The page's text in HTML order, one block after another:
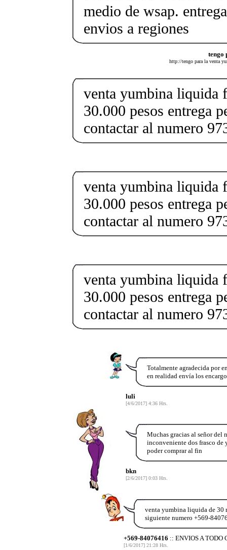
medio de wsap.
envios a regiones
tengo
http://tengo para la venta
venta yumbina liquida
30.000 pesos entrega
contactar al numero
venta yumbina liquida
30.000 pesos entrega
contactar al numero
venta yumbina liquida
30.000 pesos entrega
contactar al numero
Totalmente agradecida por
en realidad envía los
luli
[4/6/2017] 4:36 Hrs.
Muchas gracias al señor del
inconveniente dos frasco
poder comprar al fin
bkn
[2/6/2017] 0:03 Hrs.
venta yumbina liquida de 30
siguiente numero +569-
+569-84076416 :: ENVIOS A TODO
[1/6/2017] 21:28 Hrs.